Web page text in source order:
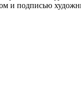
и подписью